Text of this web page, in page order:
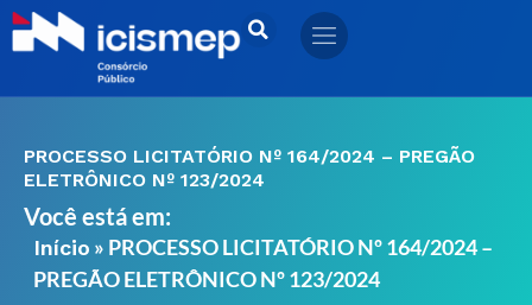
Ir
para
PROCESSO LICITATÓRIO Nº 164/2024 – PREGÃO
ELETRÔNICO Nº 123/2024
Você está em:
Início » PROCESSO LICITATÓRIO Nº 164/2024 –
PREGÃO ELETRÔNICO Nº 123/2024